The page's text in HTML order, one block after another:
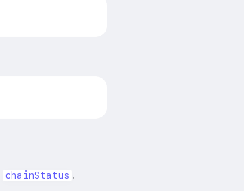
chainStatus .